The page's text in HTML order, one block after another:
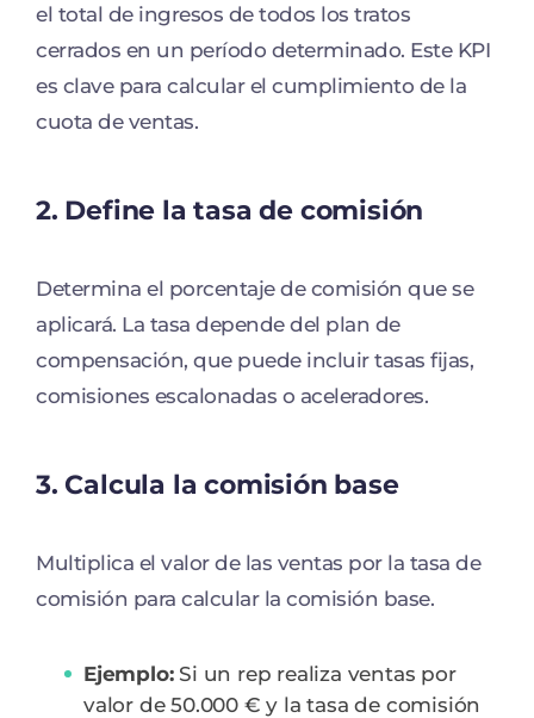
el total de ingresos de todos los tratos
cerrados en un período determinado. Este KPI
es clave para calcular el cumplimiento de la
cuota de ventas.
2. Define la tasa de comisión
Determina el porcentaje de comisión que se
aplicará. La tasa depende del plan de
compensación, que puede incluir tasas fijas,
comisiones escalonadas o aceleradores.
3.Calcula la comisión base
Multiplica el valor de las ventas por la tasa de
comisión para calcular la comisión base.
Ejemplo:Si un rep realiza ventas por
valor de 50.000 € y la tasa de comisión